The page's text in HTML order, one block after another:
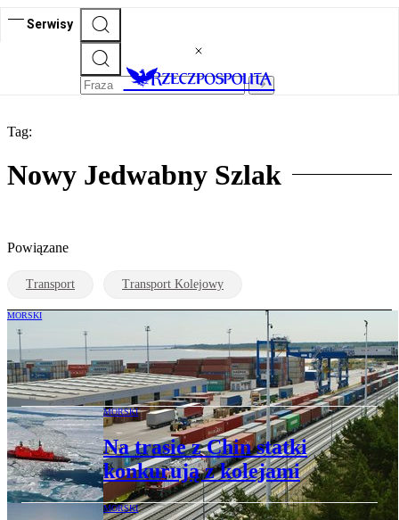
Serwisy
Tag:
Nowy Jedwabny Szlak
Powiązane
Transport Transport Kolejowy
MORSKI
Polska stała się zapleczem logistycznym
Europy
MORSKI
Na trasie z Chin statki
konkurują z kolejami
MORSKI